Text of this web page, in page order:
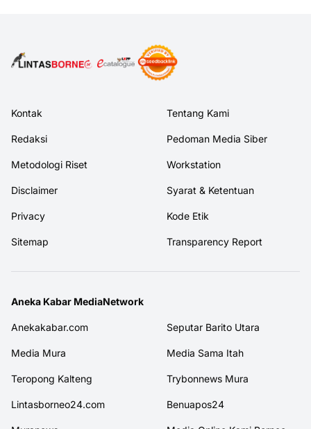
Kontak Tentang Kami
Redaksi Pedoman Media Siber
Metodologi Riset Workstation
Disclaimer Syarat & Ketentuan
Privacy Kode Etik
Sitemap Transparency Report
Aneka Kabar MediaNetwork
Anekakabar.com Seputar Barito Utara
Media Mura Media Sama Itah
Teropong Kalteng Trybonnews Mura
Lintasborneo24.com Benuapos24